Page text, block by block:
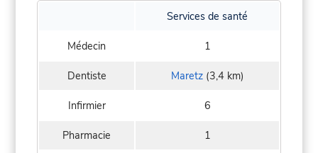
Services de santé
Médecin 1
Dentiste Maretz(3,4 km)
Infirmier 6
Pharmacie 1